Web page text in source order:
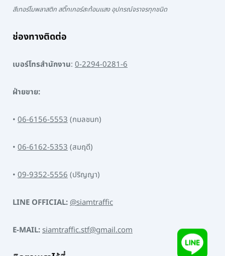
สีเทอร์โมพลาสติก สติ๊กเกอร์สะท้อนแสง อุปกรณ์จราจรทุกชนิด
ช่องทางติดต่อ
เบอร์โทรสำนักงาน: 0-2294-0281-6
ฝ่ายขาย:
• 06-6156-5553(กมลชนก)
• 06-6162-5353(สมฤดี)
• 09-9352-5556(ปริญญา)
LINE OFFICIAL:@siamtraffic
E-MAIL:siamtraffic.stf@gmail.com